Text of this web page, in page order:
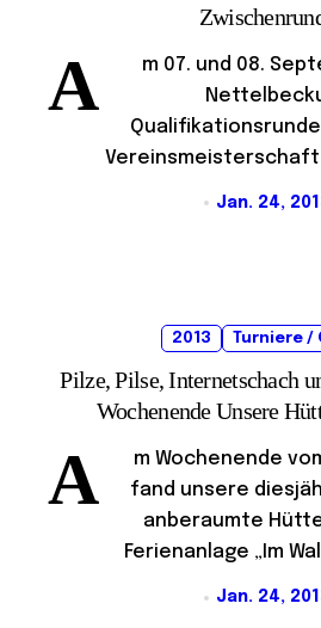
A
m 07. und 08.
Vereinsmeisterschaft
Jan. 24,
2013 Turniere /
Pilze, Pilse, Internetschach
Wochenende Unsere
A
m Wochenende
fand unsere
anberaumte
Ferienanlage „Im
Jan. 24,